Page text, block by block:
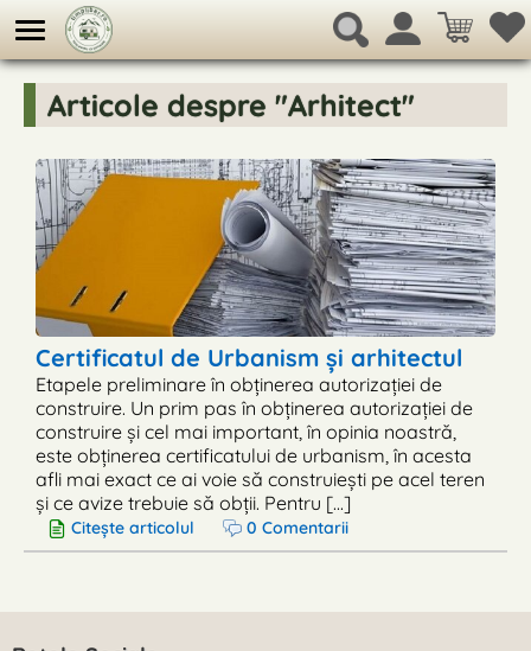
Articole despre "Arhitect"
Certificatul de Urbanism și arhitectul
Etapele preliminare în obținerea autorizației de
construire. Un prim pas în obținerea autorizației de
construire și cel mai important, în opinia noastră,
este obținerea certificatului de urbanism, în acesta
afli mai exact ce ai voie să construiești pe acel teren
și ce avize trebuie să obții. Pentru [...]
Citește articolul 0 Comentarii